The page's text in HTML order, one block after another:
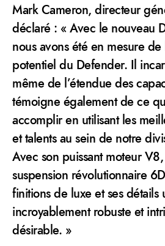
Mark Cameron, directeur
déclaré : « Avec le nouveau
nous avons été en mesure
potentiel du Defender. Il
même de l’étendue des
témoigne également de ce
accomplir en utilisant les
et talents au sein de notre
Avec son puissant moteur
suspension révolutionnaire
finitions de luxe et ses détails
incroyablement robuste et
désirable. »